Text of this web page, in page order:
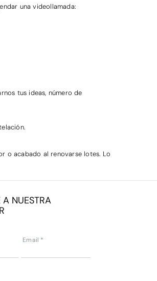
una videollamada:
tus ideas, número de
o acabado al renovarse lotes. Lo
A NUESTRA
Email *